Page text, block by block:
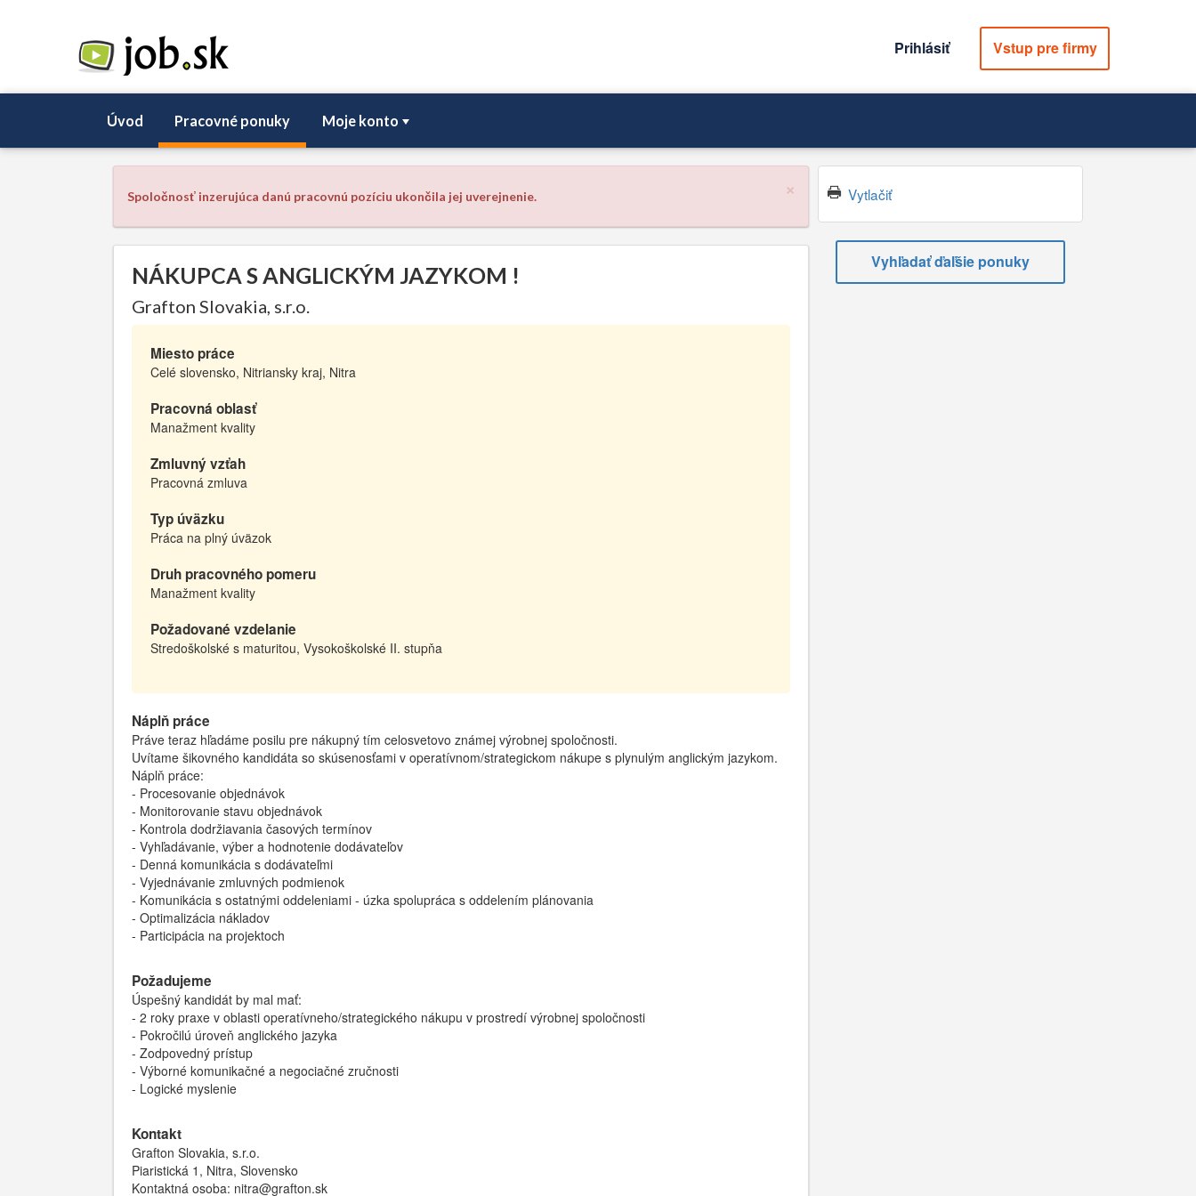
Prihlásiť Vstup pre firmy
Úvod Pracovné ponuky Moje konto
×
Spoločnosť inzerujúca danú pracovnú pozíciu ukončila jej uverejnenie.
NÁKUPCA S ANGLICKÝM JAZYKOM !
Grafton Slovakia, s.r.o.
Miesto práce
Celé slovensko, Nitriansky kraj, Nitra
Pracovná oblasť
Manažment kvality
Zmluvný vzťah
Pracovná zmluva
Typ úväzku
Práca na plný úväzok
Druh pracovného pomeru
Manažment kvality
Požadované vzdelanie
Stredoškolské s maturitou, Vysokoškolské II. stupňa
Náplň práce
Práve teraz hľadáme posilu pre nákupný tím celosvetovo známej výrobnej spoločnosti.
Uvítame šikovného kandidáta so skúsenosťami v operatívnom/strategickom nákupe s plynulým anglickým jazykom.
Náplň práce:
- Procesovanie objednávok
- Monitorovanie stavu objednávok
- Kontrola dodržiavania časových termínov
- Vyhľadávanie, výber a hodnotenie dodávateľov
- Denná komunikácia s dodávateľmi
- Vyjednávanie zmluvných podmienok
- Komunikácia s ostatnými oddeleniami - úzka spolupráca s oddelením plánovania
- Optimalizácia nákladov
- Participácia na projektoch
Požadujeme
Úspešný kandidát by mal mať:
- 2 roky praxe v oblasti operatívneho/strategického nákupu v prostredí výrobnej spoločnosti
- Pokročilú úroveň anglického jazyka
- Zodpovedný prístup
- Výborné komunikačné a negociačné zručnosti
- Logické myslenie
Kontakt
Grafton Slovakia, s.r.o.
Piaristická 1, Nitra, Slovensko
Kontaktná osoba: nitra@grafton.sk
Vytlačiť
Vyhľadať ďaľšie ponuky